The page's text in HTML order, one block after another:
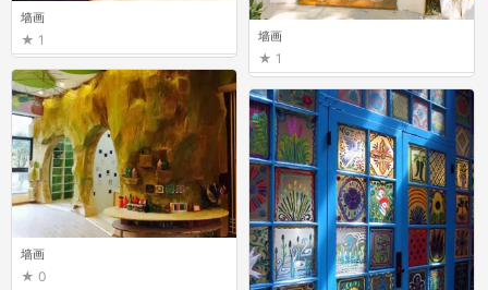
墙画
1
墙画
0
墙画
1